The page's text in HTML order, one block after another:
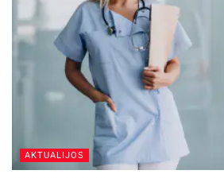
Ignalinos rajono savivaldybė
AKTUALIJOS